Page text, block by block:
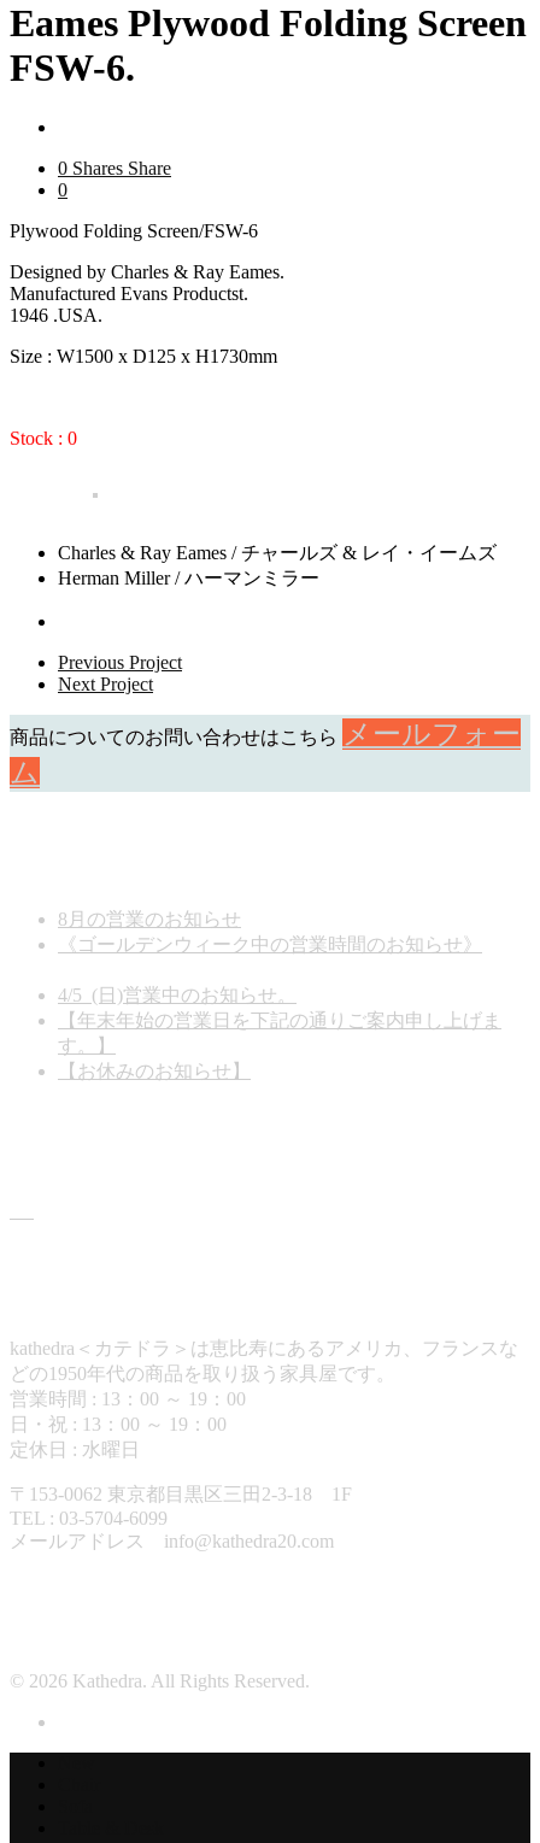
Eames Plywood Folding Screen
FSW-6.
0 Shares Share
0
Plywood Folding Screen/FSW-6
Designed by Charles & Ray Eames.
Manufactured Evans Productst.
1946 .USA.
Size : W1500 x D125 x H1730mm
Stock : 0
Charles & Ray Eames / チャールズ & レイ・イームズ
Herman Miller / ハーマンミラー
Previous Project
Next Project
商品についてのお問い合わせはこちら
メールフォー
ム
8月の営業のお知らせ
《ゴールデンウィーク中の営業時間のお知らせ》
4/5 (日)営業中のお知らせ。
【年末年始の営業日を下記の通りご案内申し上げま
す。】
【お休みのお知らせ】
kathedra＜カテドラ＞は恵比寿にあるアメリカ、フランスな
どの1950年代の商品を取り扱う家具屋です。
営業時間 : 13：00 ～ 19：00
日・祝 : 13：00 ～ 19：00
定休日 : 水曜日
〒153-0062 東京都目黒区三田2-3-18 1F
TEL : 03-5704-6099
メールアドレス info@kathedra20.com
© 2026 Kathedra. All Rights Reserved.